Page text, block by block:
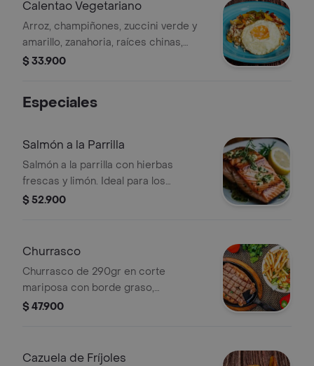
Calentao Vegetariano
Arroz, champiñones, zuccini verde y
amarillo, zanahoria, raíces chinas,
maduro y papa.
$ 33.900
Especiales
Salmón a la Parrilla
Salmón a la parrilla con hierbas
frescas y limón. Ideal para los
amantes del pescado.
$ 52.900
Churrasco
Churrasco de 290gr en corte
mariposa con borde graso,
acompañado de 3 guarniciones a
$ 47.900
Cazuela de Fríjoles